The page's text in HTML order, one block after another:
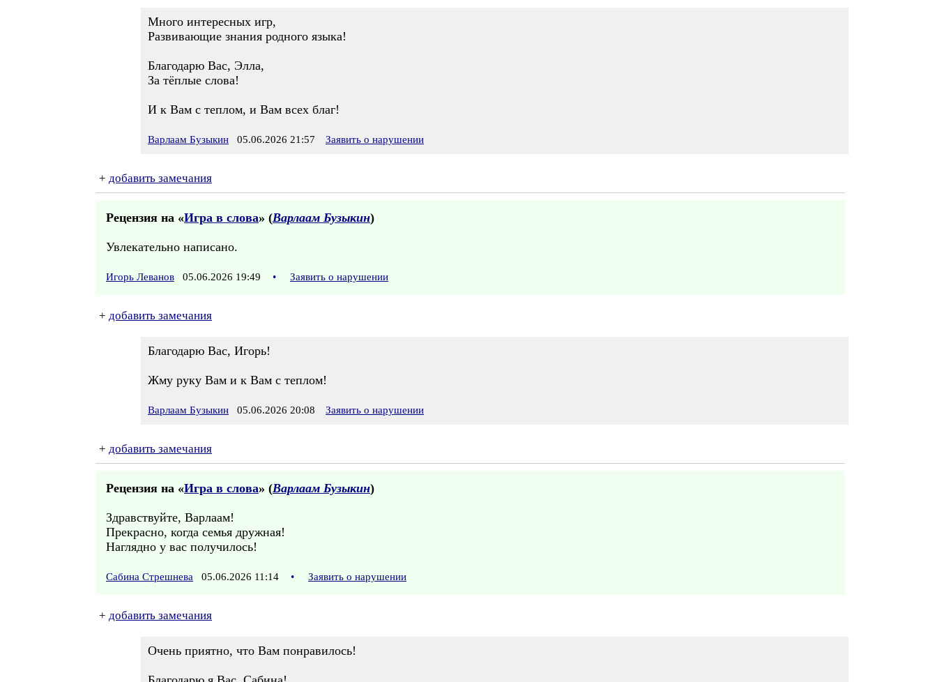
Много интересных игр,
Развивающие знания родного языка!
Благодарю Вас, Элла,
За тёплые слова!
И к Вам с теплом, и Вам всех благ!
Варлаам Бузыкин 05.06.2026 21:57 Заявить о нарушении
+ добавить замечания
Рецензия на «Игра в слова» (Варлаам Бузыкин)
Увлекательно написано.
Игорь Леванов 05.06.2026 19:49 • Заявить о нарушении
+ добавить замечания
Благодарю Вас, Игорь!
Жму руку Вам и к Вам с теплом!
Варлаам Бузыкин 05.06.2026 20:08 Заявить о нарушении
+ добавить замечания
Рецензия на «Игра в слова» (Варлаам Бузыкин)
Здравствуйте, Варлаам!
Прекрасно, когда семья дружная!
Наглядно у вас получилось!
Сабина Стрешнева 05.06.2026 11:14 • Заявить о нарушении
+ добавить замечания
Очень приятно, что Вам понравилось!